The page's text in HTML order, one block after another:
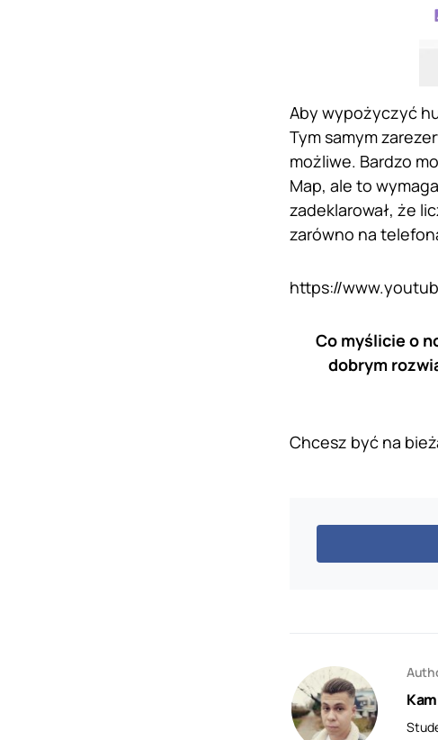
Aby wypożyczyć
Tym samym
możliwe. Bardzo
Map, ale to
zadeklarował, że
zarówno na
https://
Co myślicie o
dobrym
Chcesz być na